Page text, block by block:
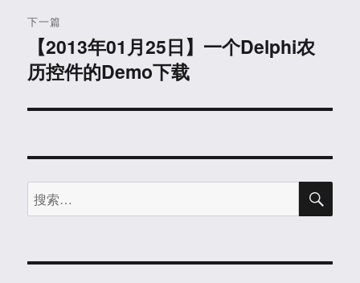
下一篇
篇
章：
【2013年01月25日】一个Delphi农
历控件的Demo下载
搜
索：
搜